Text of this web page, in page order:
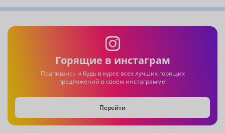
Горящие в инстаграм
Подпишись и будь в курсе всех лучших горящих
предложений в своём инстаграмме!
Перейти